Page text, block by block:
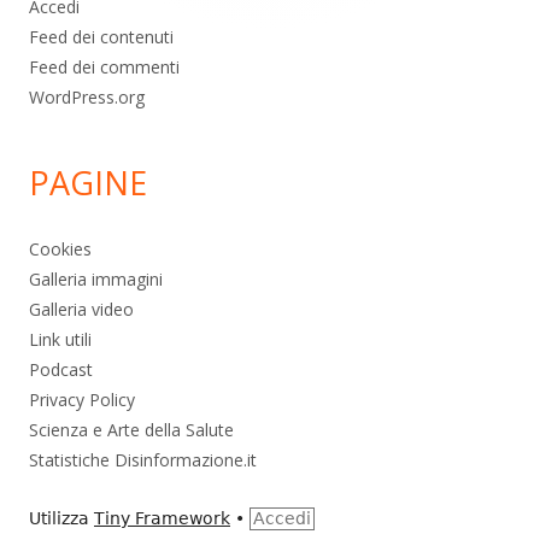
Accedi
Feed dei contenuti
Feed dei commenti
WordPress.org
PAGINE
Cookies
Galleria immagini
Galleria video
Link utili
Podcast
Privacy Policy
Scienza e Arte della Salute
Statistiche Disinformazione.it
Utilizza Tiny Framework • Accedi